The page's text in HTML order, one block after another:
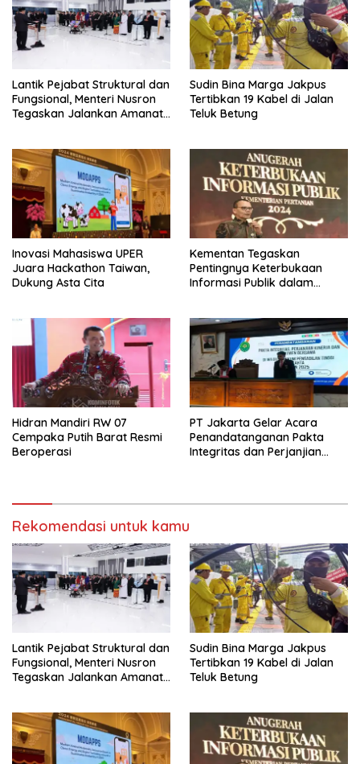
Lantik Pejabat Struktural dan
Fungsional, Menteri Nusron
Tegaskan Jalankan Amanat
Sudin Bina Marga Jakpus
Tertibkan 19 Kabel di Jalan
Teluk Betung
Inovasi Mahasiswa UPER
Juara Hackathon Taiwan,
Dukung Asta Cita
Kementan Tegaskan
Pentingnya Keterbukaan
Informasi Publik dalam
Hidran Mandiri RW 07
Cempaka Putih Barat Resmi
Beroperasi
PT Jakarta Gelar Acara
Penandatanganan Pakta
Integritas dan Perjanjian
Rekomendasi untuk kamu
Lantik Pejabat Struktural dan
Fungsional, Menteri Nusron
Tegaskan Jalankan Amanat
Sudin Bina Marga Jakpus
Tertibkan 19 Kabel di Jalan
Teluk Betung